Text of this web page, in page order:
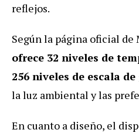
reflejos.
Según la página oficial de
ofrece 32 niveles de
256 niveles de escala de
la luz ambiental y las
En cuanto a diseño, el